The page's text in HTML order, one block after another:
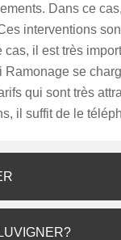
Dans ce
interventions
il est très
se
qui sont très
il suffit de le